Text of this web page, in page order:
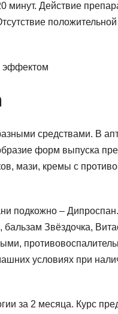
минут. Действие
средствами. В
форм выпуска
мази, кремы с
подкожно –
Звёздочка,
условиях при
за 2 месяца. Курс